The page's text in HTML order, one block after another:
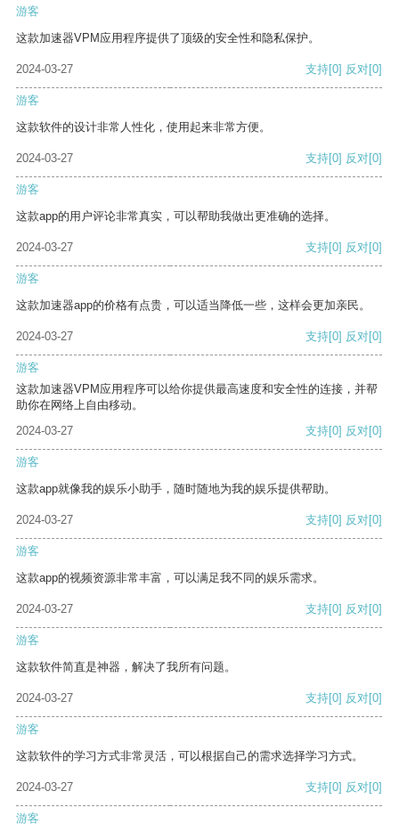
游客
这款加速器VPM应用程序提供了顶级的安全性和隐私保护。
2024-03-27 支持[0] 反对[0]
游客
这款软件的设计非常人性化，使用起来非常方便。
2024-03-27 支持[0] 反对[0]
游客
这款app的用户评论非常真实，可以帮助我做出更准确的选择。
2024-03-27 支持[0] 反对[0]
游客
这款加速器app的价格有点贵，可以适当降低一些，这样会更加亲民。
2024-03-27 支持[0] 反对[0]
游客
这款加速器VPM应用程序可以给你提供最高速度和安全性的连接，并帮
助你在网络上自由移动。
2024-03-27
支持[0] 反对[0]
游客
这款app就像我的娱乐小助手，随时随地为我的娱乐提供帮助。
2024-03-27 支持[0] 反对[0]
游客
这款app的视频资源非常丰富，可以满足我不同的娱乐需求。
2024-03-27 支持[0] 反对[0]
游客
这款软件简直是神器，解决了我所有问题。
2024-03-27 支持[0] 反对[0]
游客
这款软件的学习方式非常灵活，可以根据自己的需求选择学习方式。
2024-03-27 支持[0] 反对[0]
游客